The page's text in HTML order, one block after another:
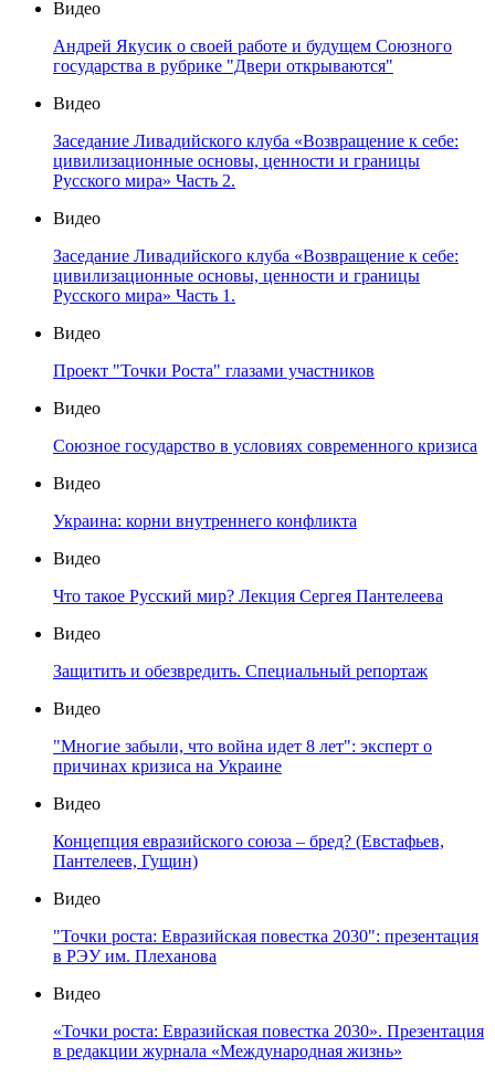
Видео
Андрей Якусик о своей работе и будущем Союзного
государства в рубрике "Двери открываются"
Видео
Заседание Ливадийского клуба «Возвращение к себе:
цивилизационные основы, ценности и границы
Русского мира» Часть 2.
Видео
Заседание Ливадийского клуба «Возвращение к себе:
цивилизационные основы, ценности и границы
Русского мира» Часть 1.
Видео
Проект "Точки Роста" глазами участников
Видео
Союзное государство в условиях современного кризиса
Видео
Украина: корни внутреннего конфликта
Видео
Что такое Русский мир? Лекция Сергея Пантелеева
Видео
Защитить и обезвредить. Специальный репортаж
Видео
"Многие забыли, что война идет 8 лет": эксперт о
причинах кризиса на Украине
Видео
Концепция евразийского союза – бред? (Евстафьев,
Пантелеев, Гущин)
Видео
"Точки роста: Евразийская повестка 2030": презентация
в РЭУ им. Плеханова
Видео
«Точки роста: Евразийская повестка 2030». Презентация
в редакции журнала «Международная жизнь»